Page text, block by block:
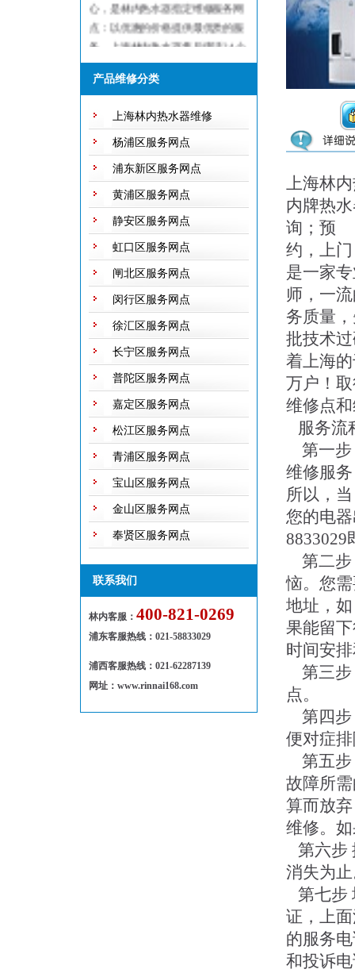
点：以优惠的价格提供最优质的服
务。上海林内热水器售后电话24小
时有人值班，前台节假日和周六日
不休息，保证用户随叫随到，随到
产品维修分类
上海林内热水器维修
杨浦区服务网点
浦东新区服务网点
黄浦区服务网点
静安区服务网点
虹口区服务网点
闸北区服务网点
闵行区服务网点
徐汇区服务网点
长宁区服务网点
普陀区服务网点
嘉定区服务网点
松江区服务网点
青浦区服务网点
宝山区服务网点
金山区服务网点
奉贤区服务网点
联系我们
林内客服： 400-821-0269
浦东客服热线： 021-58833029
浦西客服热线：021-62287139
网址：www.rinnai168.com
上海林
内牌热
询；预
约，上
是一家
师，一
务质量
批技术
着上海
万户！
维修点
服务流
第一步
维修服
所以，当
您的电
8833029
第二步
恼。您
地址，如
果能留
时间安
第三步
点。
第四步
便对症
第五步
故障所
算而放弃
维修。
第六步
消失为
第七步
证，上
的服务
和投诉